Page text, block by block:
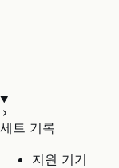
세트 기록
지원 기기